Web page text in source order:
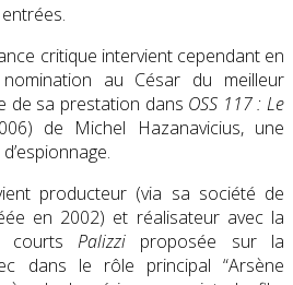
entrées.
critique intervient cependant en
au César du meilleur
de sa prestation dans OSS 117 : Le
de Michel Hazanavicius, une
producteur (via sa société de
en 2002) et réalisateur avec la
courtsPalizzi proposée sur la
dans le rôle principal “Arsène